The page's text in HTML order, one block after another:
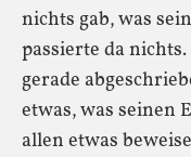
nichts gab, was
passierte da
gerade
etwas, was seinen
allen etwas